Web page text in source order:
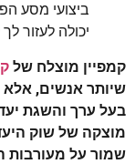
ביצועי מסע
יכולה לעזור
קמפיין מוצלח של
שיותר אנשים, אלא
בעל ערך והשגת
מוצקה של שוק
שמור על מעורבות